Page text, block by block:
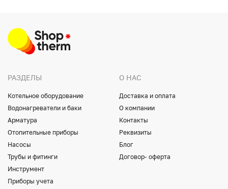
РАЗДЕЛЫ
Котельное оборудование
Водонагреватели и баки
Арматура
Отопительные приборы
Насосы
Трубы и фитинги
Инструмент
Приборы учета
О НАС
Доставка и оплата
О компании
Контакты
Реквизиты
Блог
Договор- оферта